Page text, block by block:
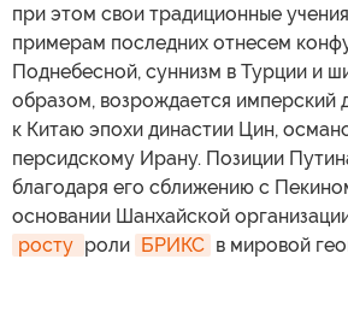
при этом свои традиционные
примерам последних отнесем
Поднебесной, суннизм в Турции и
образом, возрождается имперский
к Китаю эпохи династии Цин,
персидскому Ирану. Позиции
благодаря его сближению с
основании Шанхайской
росту роли БРИКС в мировой